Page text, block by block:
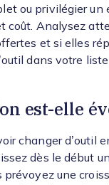
ou privilégier un
coût. Analysez
et si elles
dans votre
est-elle
changer d’outil
dès le début
une